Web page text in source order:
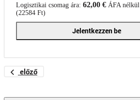
Logisztikai csomag ára: 62,00 € ÁFA nélkül
(22584 Ft)
Jelentkezzen be
előző